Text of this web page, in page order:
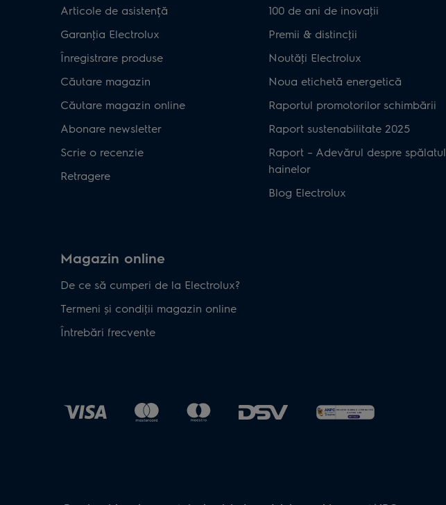
Articole de asistență
Garanţia Electrolux
Înregistrare produse
Căutare magazin
Căutare magazin online
Abonare newsletter
Scrie o recenzie
Retragere
100 de ani de inovaţii
Premii & distincţii
Noutăţi Electrolux
Noua etichetă energetică
Raportul promotorilor schimbării
Raport sustenabilitate 2025
Raport – Adevărul despre spălatul
hainelor
Blog Electrolux
Magazin online
De ce să cumperi de la Electrolux?
Termeni și condiţii magazin online
Întrebări frecvente